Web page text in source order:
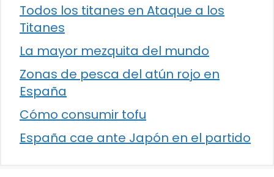
Todos los titanes en Ataque a los
Titanes
La mayor mezquita del mundo
Zonas de pesca del atún rojo en
España
Cómo consumir tofu
España cae ante Japón en el partido